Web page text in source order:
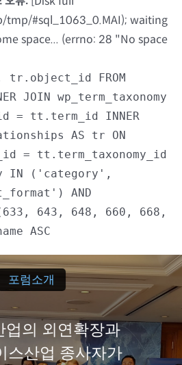
#sql_1063_0.MAI); waiting
space... (errno: 28 "No space
FROM
JOIN wp_term_taxonomy
= tt.term_id INNER
AS tr ON
= tt.term_taxonomy_id
IN ('category',
AND
643, 648, 660, 668,
ASC
포럼소개
업의 외연확장과
스산업 종사자가